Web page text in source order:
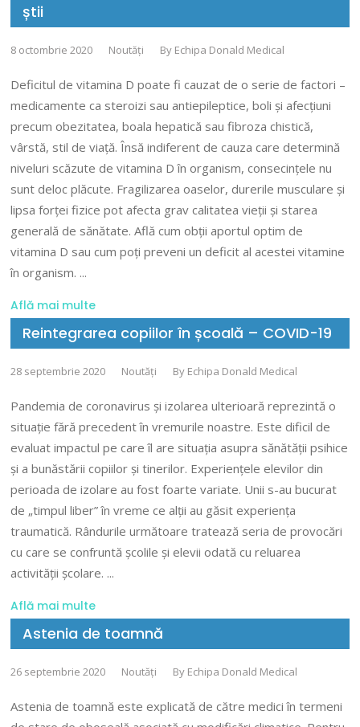
știi
8 octombrie 2020 Noutăți By Echipa Donald Medical
Deficitul de vitamina D poate fi cauzat de o serie de factori –
medicamente ca steroizi sau antiepileptice, boli și afecțiuni
precum obezitatea, boala hepatică sau fibroza chistică,
vârstă, stil de viață. Însă indiferent de cauza care determină
niveluri scăzute de vitamina D în organism, consecințele nu
sunt deloc plăcute. Fragilizarea oaselor, durerile musculare și
lipsa forței fizice pot afecta grav calitatea vieții și starea
generală de sănătate. Află cum obții aportul optim de
vitamina D sau cum poți preveni un deficit al acestei vitamine
în organism.
Află mai multe
Reintegrarea copiilor în școală – COVID-19
28 septembrie 2020 Noutăți By Echipa Donald Medical
Pandemia de coronavirus și izolarea ulterioară reprezintă o
situație fără precedent în vremurile noastre. Este dificil de
evaluat impactul pe care îl are situația asupra sănătății psihice
și a bunăstării copiilor și tinerilor. Experiențele elevilor din
perioada de izolare au fost foarte variate. Unii s-au bucurat
de „timpul liber” în vreme ce alții au găsit experiența
traumatică. Rândurile următoare tratează seria de provocări
cu care se confruntă școlile și elevii odată cu reluarea
activității școlare.
Află mai multe
Astenia de toamnă
26 septembrie 2020 Noutăți By Echipa Donald Medical
Astenia de toamnă este explicată de către medici în termeni